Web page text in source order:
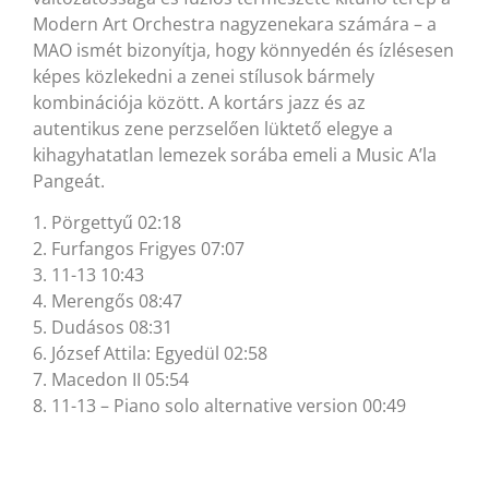
Modern Art Orchestra nagyzenekara számára – a
MAO ismét bizonyítja, hogy könnyedén és ízlésesen
képes közlekedni a zenei stílusok bármely
kombinációja között. A kortárs jazz és az
autentikus zene perzselően lüktető elegye a
kihagyhatatlan lemezek sorába emeli a Music A’la
Pangeát.
1. Pörgettyű 02:18
2. Furfangos Frigyes 07:07
3. 11-13 10:43
4. Merengős 08:47
5. Dudásos 08:31
6. József Attila: Egyedül 02:58
7. Macedon II 05:54
8. 11-13 – Piano solo alternative version 00:49